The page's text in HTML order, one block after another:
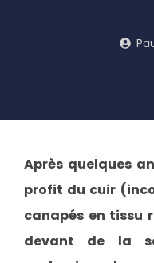
Après quelques
profit du cuir
canapés en tissu
devant de la